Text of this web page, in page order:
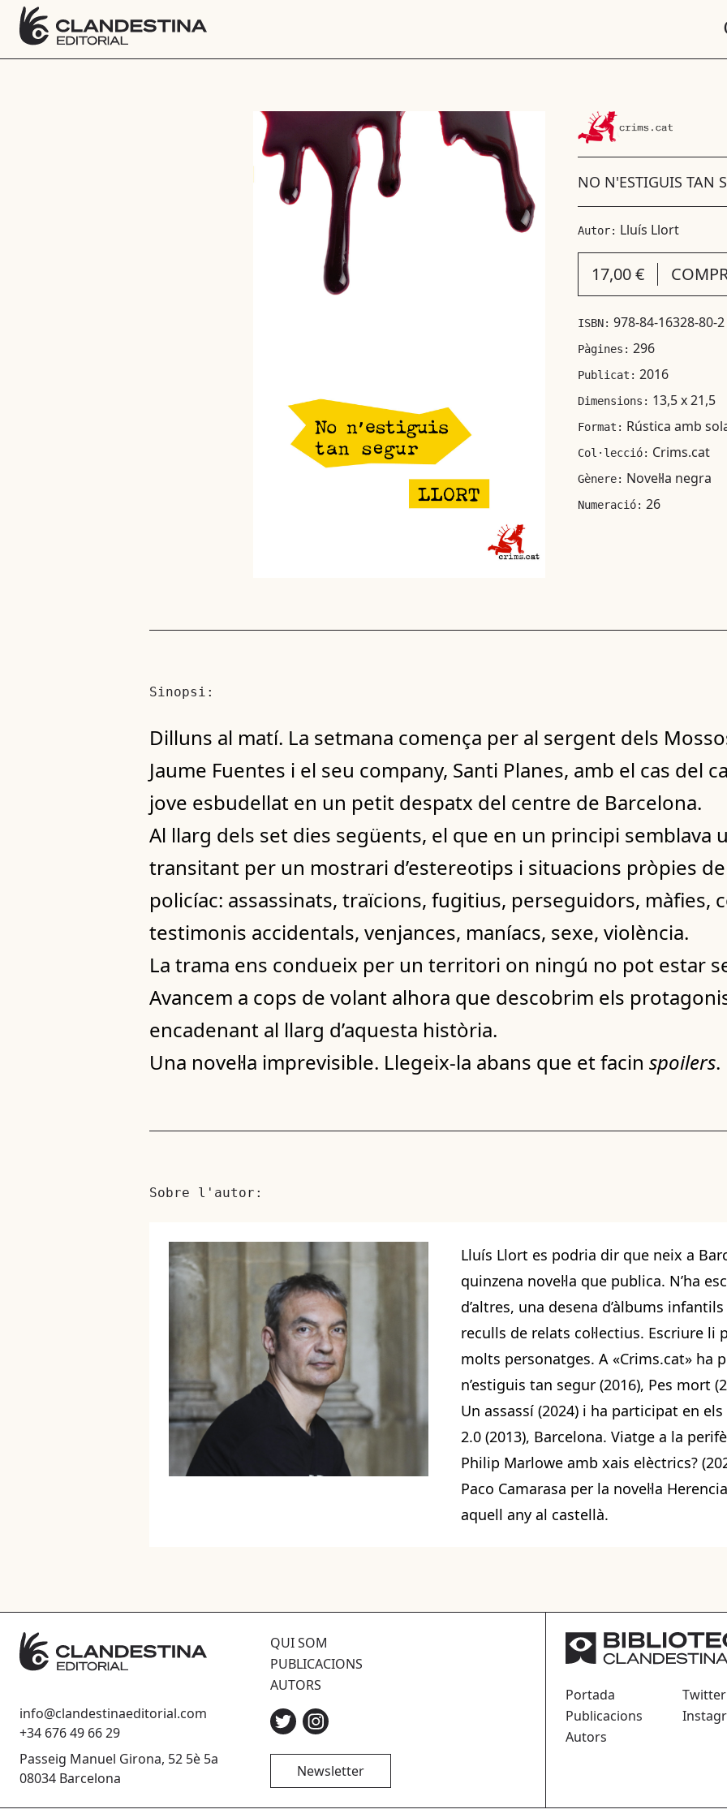
NO N'ESTIGUIS TAN
Autor: Lluís Llort
17,00 €
ISBN: 978-84-16328-80-2
Pàgines: 296
Publicat: 2016
Dimensions: 13,5 x 21,5
Format: Rústica amb
Col·lecció: Crims.cat
Gènere: Novel·la negra
Numeració: 26
Sinopsi:
Dilluns al matí. La setmana comença per al sergent dels
Jaume Fuentes i el seu company, Santi Planes, amb el cas del
jove esbudellat en un petit despatx del centre de Barcelona.
Al llarg dels set dies següents, el que en un principi semblava
transitant per un mostrari d’estereotips i situacions pròpies
policíac: assassinats, traïcions, fugitius, perseguidors, màfies,
testimonis accidentals, venjances, maníacs, sexe, violència.
La trama ens condueix per un territori on ningú no pot estar
Avancem a cops de volant alhora que descobrim els
encadenant al llarg d’aquesta història.
Una novel·la imprevisible. Llegeix-la abans que et facin spoilers.
Sobre l'autor:
Lluís Llort es podria dir que neix a
quinzena novel·la que publica. N’ha
d’altres, una desena d’àlbums
reculls de relats col·lectius. Escriure
molts personatges. A «Crims.cat» ha
n’estiguis tan segur (2016), Pes mort
Un assassí (2024) i ha participat en
2.0 (2013), Barcelona. Viatge a la
Philip Marlowe amb xais elèctrics?
Paco Camarasa per la novel·la
aquell any al castellà.
info@clandestinaeditorial.com
+34 676 49 66 29
Passeig Manuel Girona, 52 5è 5a
08034 Barcelona
QUI SOM
PUBLICACIONS
AUTORS
Newsletter
Portada
Publicacions
Autors
Twitter